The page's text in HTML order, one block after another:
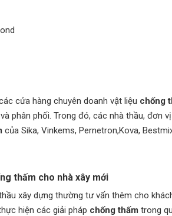
cửa hàng chuyên doanh vật liệu chống
phân phối. Trong đó, các nhà thầu, đơn
của Sika, Vinkems, Pernetron,Kova,
thấm cho nhà xây mới
xây dựng thường tư vấn thêm cho
hiện các giải pháp chống thấm trong